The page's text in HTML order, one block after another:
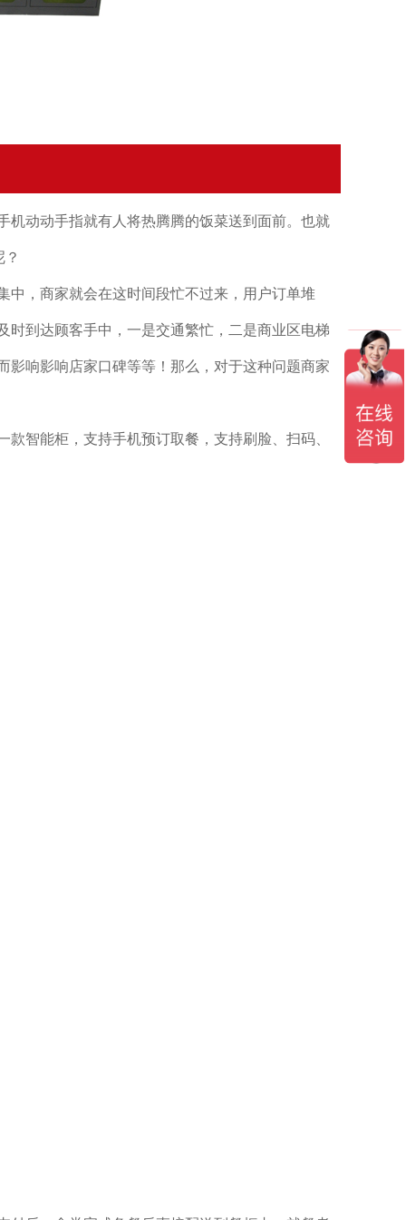
动动手指就有人将热腾腾的饭菜送到面前。也就
，商家就会在这时间段忙不过来，用户订单堆
到达顾客手中，一是交通繁忙，二是商业区电梯
响影响店家口碑等等！那么，对于这种问题商家
智能柜，支持手机预订取餐，支持刷脸、扫码、